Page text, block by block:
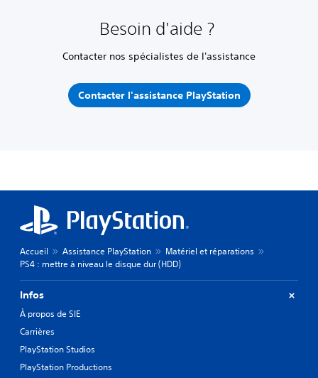
Besoin d'aide ?
Contacter nos spécialistes de l'assistance
Contacter l'assistance PlayStation
Accueil Assistance PlayStation
Matériel et réparations
PS4 : mettre à niveau le disque dur (HDD)
Infos
À propos de SIE
Carrières
PlayStation Studios
PlayStation Productions